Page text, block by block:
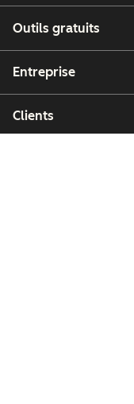
Outils gratuits
Entreprise
Clients